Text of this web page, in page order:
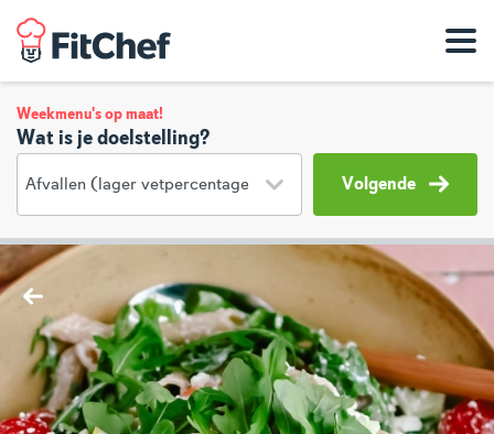
Weekmenu's op maat!
Wat is je doelstelling?
Volgende